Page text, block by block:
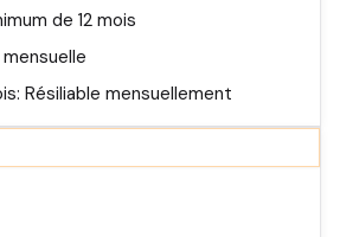
de 12 mois
Résiliable mensuellement